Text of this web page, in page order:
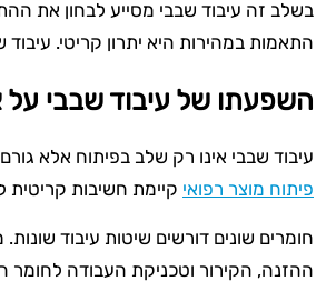
בשלב זה עיבוד שבבי מסייע לבחון את
התאמות במהירות היא יתרון קריטי.
השפעתו של עיבוד שבבי על
עיבוד שבבי אינו רק שלב בפיתוח אלא
פיתוח מוצר רפואי קיימת חשיבות
חומרים שונים דורשים שיטות עיבוד
ההזנה, הקירור וטכניקת העבודה לחומר